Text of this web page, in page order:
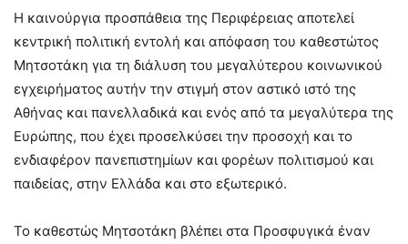
Η καινούργια προσπάθεια της Περιφέρειας αποτελεί
κεντρική πολιτική εντολή και απόφαση του καθεστώτος
Μητσοτάκη για τη διάλυση του μεγαλύτερου κοινωνικού
εγχειρήματος αυτήν την στιγμή στον αστικό ιστό της
Αθήνας και πανελλαδικά και ενός από τα μεγαλύτερα της
Ευρώπης, που έχει προσελκύσει την προσοχή και το
ενδιαφέρον πανεπιστημίων και φορέων πολιτισμού και
παιδείας, στην Ελλάδα και στο εξωτερικό.
Το καθεστώς Μητσοτάκη βλέπει στα Προσφυγικά έναν